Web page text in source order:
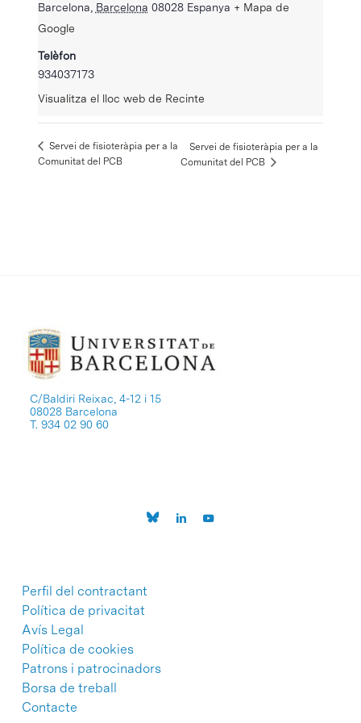
Barcelona Barcelona 08028 Espanya + Mapa de
Google
Telèfon
934037173
Visualitza el lloc web de Recinte
Servei de fisioteràpia per a la
Comunitat del PCB
Servei de fisioteràpia per a la
Comunitat del PCB
C/Baldiri Reixac, 4-12 i 15
08028 Barcelona
T. 934 02 90 60
Perfil del contractant
Política de privacitat
Avís Legal
Política de cookies
Patrons i patrocinadors
Borsa de treball
Contacte